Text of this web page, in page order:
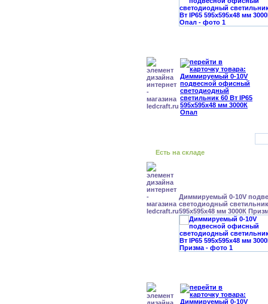
Есть на складе
Диммируемый 0-10V
светодиодный
595x595x48 мм 3000К